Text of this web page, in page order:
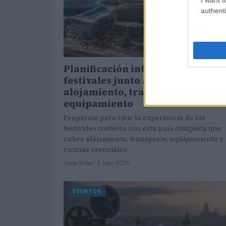
Planificación integral para
festivales junto al mar:
alojamiento, transporte y
equipamiento
Prepárate para vivir la experiencia de los
festivales costeros con esta guía completa que
cubre alojamiento, transporte, equipamiento y
rutinas esenciales
Carla Vidal · 2 Ago 2026
EVENTOS